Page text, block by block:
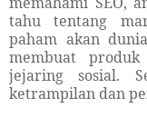
tahu tentang
paham akan
membuat
jejaring sosial.
ketrampilan dan